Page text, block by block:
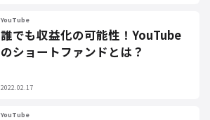
YouTube
誰でも収益化の可能性！YouTube
のショートファンドとは？
2022.02.17
YouTube